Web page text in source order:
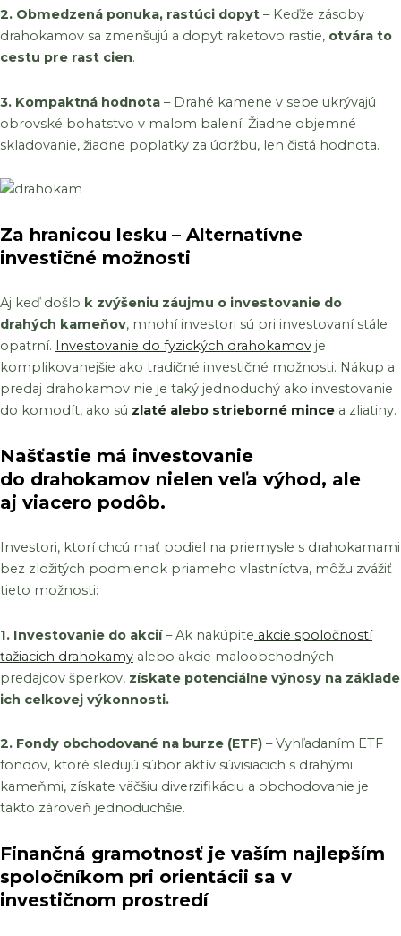
2. Obmedzená ponuka, rastúci dopyt – Keďže zásoby
drahokamov sa zmenšujú a dopyt raketovo rastie, otvára to
cestu pre rast cien.
3. Kompaktná hodnota – Drahé kamene v sebe ukrývajú
obrovské bohatstvo v malom balení. Žiadne objemné
skladovanie, žiadne poplatky za údržbu, len čistá hodnota.
Za hranicou lesku – Alternatívne
investičné možnosti
Aj keď došlo k zvýšeniu záujmu o investovanie do
drahých kameňov, mnohí investori sú pri investovaní stále
opatrní. Investovanie do fyzických drahokamov je
komplikovanejšie ako tradičné investičné možnosti. Nákup a
predaj drahokamov nie je taký jednoduchý ako investovanie
do komodít, ako sú zlaté alebo strieborné mince a zliatiny.
Našťastie má investovanie
do drahokamov nielen veľa výhod, ale
aj viacero podôb.
Investori, ktorí chcú mať podiel na priemysle s drahokamami
bez zložitých podmienok priameho vlastníctva, môžu zvážiť
tieto možnosti:
1. Investovanie do akcií– Ak nakúpite akcie spoločností
ťažiacich drahokamy alebo akcie maloobchodných
predajcov šperkov, získate potenciálne výnosy na základe
ich celkovej výkonnosti.
2. Fondy obchodované na burze (ETF) – Vyhľadaním ETF
fondov, ktoré sledujú súbor aktív súvisiacich s drahými
kameňmi, získate väčšiu diverzifikáciu a obchodovanie je
takto zároveň jednoduchšie.
Finančná gramotnosť je vaším najlepším
spoločníkom pri orientácii sa v
investičnom prostredí